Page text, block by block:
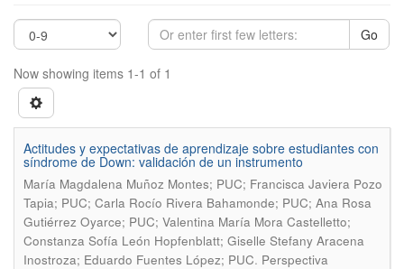
Go
Now showing items 1-1 of 1
Actitudes y expectativas de aprendizaje sobre estudiantes con
síndrome de Down: validación de un instrumento
María Magdalena Muñoz Montes; PUC; Francisca Javiera Pozo
Tapia; PUC; Carla Rocío Rivera Bahamonde; PUC; Ana Rosa
Gutiérrez Oyarce; PUC; Valentina María Mora Castelletto;
Constanza Sofía León Hopfenblatt; Giselle Stefany Aracena
Inostroza; Eduardo Fuentes López; PUC. Perspectiva